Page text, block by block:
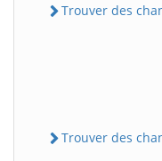
Trouver des
Trouver des